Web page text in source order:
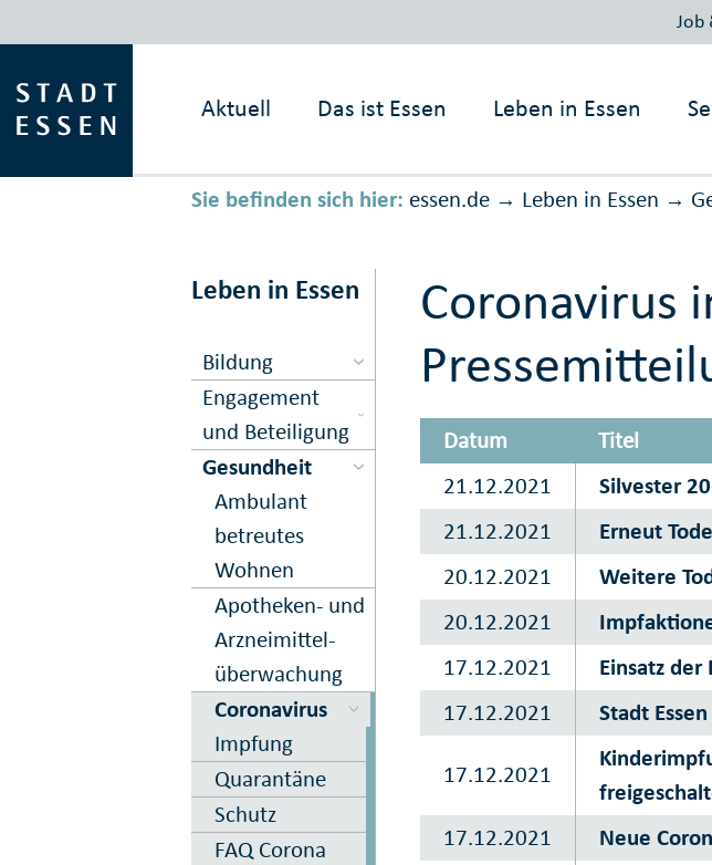
Job
Aktuell Das ist Essen Leben in Essen
Sie befinden sich hier: essen.de → Leben in Essen →
Leben in Essen
Bildung
Engagement
und Beteiligung
Gesundheit
Ambulant
betreutes
Wohnen
Apo­theken- und
Arznei­mittel­
über­wachung
Corona­virus
Impfung
Quarantäne
Schutz
FAQ Corona
Coronavirus
Datum Titel
21.12.2021
Silvester
21.12.2021
Erneut
20.12.2021
Weitere
20.12.2021
17.12.2021
Einsatz
17.12.2021
Stadt
17.12.2021
17.12.2021
Neue